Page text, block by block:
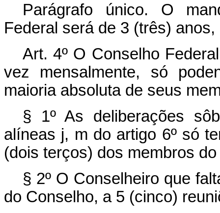
Parágrafo único. O
Federal será de 3 (três)
Art. 4º O Conselho
vez mensalmente, só
maioria absoluta de seus
§ 1º As deliberações
alíneas j, m do artigo 6º só
(dois terços) dos membros
§ 2º O Conselheiro que
do Conselho, a 5 (cinco)